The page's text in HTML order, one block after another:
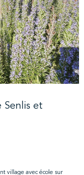
Senlis et
village avec école sur